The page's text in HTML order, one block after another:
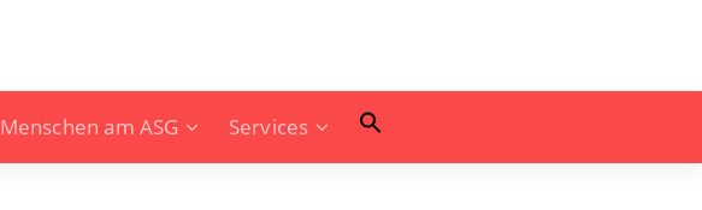
Menschen am ASG Services